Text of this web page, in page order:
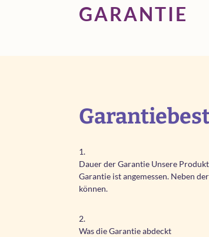
GARANTIE
1.
Dauer der Garantie Unsere
Garantie ist angemessen. Neben
können.
2.
Was die Garantie abdeckt